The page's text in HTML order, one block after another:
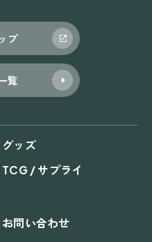
プ
覧
グッズ
TCG / サプライ
お問い合わせ